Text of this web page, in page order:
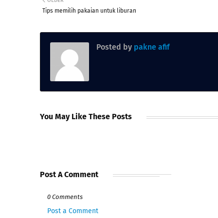
Tips memilih pakaian untuk liburan
Posted by pakne afif
You May Like These Posts
Post A Comment
0 Comments
Post a Comment